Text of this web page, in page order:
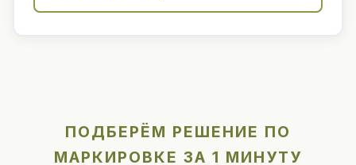
ПОДБЕРЁМ РЕШЕНИЕ ПО
МАРКИРОВКЕ ЗА 1 МИНУТУ